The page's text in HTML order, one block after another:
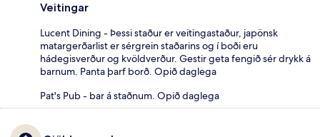
Veitingar
Lucent Dining - Þessi staður er veitingastaður, japönsk
matargerðarlist er sérgrein staðarins og í boði eru
hádegisverður og kvöldverður. Gestir geta fengið sér drykk á
barnum. Panta þarf borð. Opið daglega
Pat's Pub - bar á staðnum. Opið daglega